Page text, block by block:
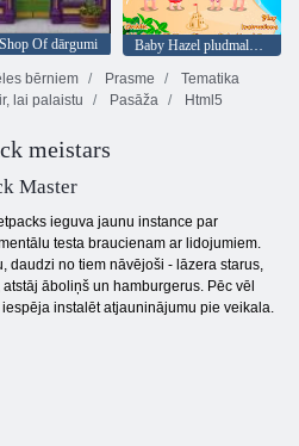
Of dārgumi
Baby Hazel pludmales ballīte
bērniem Prasme
Tematika
lai palaistu Pasāža Html5
meistars
Master
ieguva jaunu instance par
testa braucienam ar lidojumiem.
daudzi no tiem nāvējoši - lāzera starus,
āboliņš un hamburgerus. Pēc vēl
instalēt atjauninājumu pie veikala.